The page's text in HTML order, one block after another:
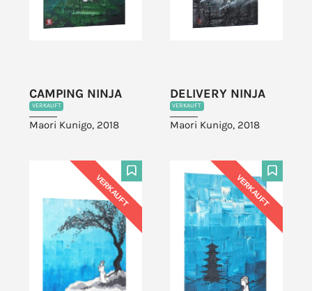
CAMPING NINJA
VERKAUFT
Maori Kunigo, 2018
DELIVERY NINJA
VERKAUFT
Maori Kunigo, 2018
F
VERKAUFT F
VERKAUFT